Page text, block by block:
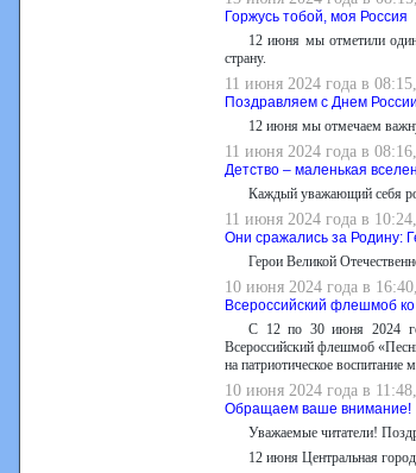
Горжусь тобой, моя Россия
12 июня мы отметили
страну.
11 июня 2024 года в
Поздравляем с Днем
12 июня мы отмечаем
11 июня 2024 года в
Детство – маленькая
Каждый уважающий себя
11 июня 2024 года в
Они сражались за Родину:
Герои Великой
10 июня 2024 года в
Всероссийский флешмоб
С 12 по 30 июня 2024
Всероссийский флешмоб
на патриотическое воспитание
10 июня 2024 года в
Обращаем ваше внимание!
Уважаемые читатели!
12 июня Центральная